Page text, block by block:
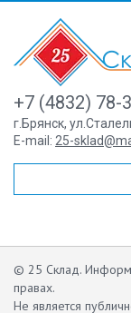
+7 (4832) 78-
г.Брянск,
E-mail: 25-
© 25 Склад.
правах.
Не является